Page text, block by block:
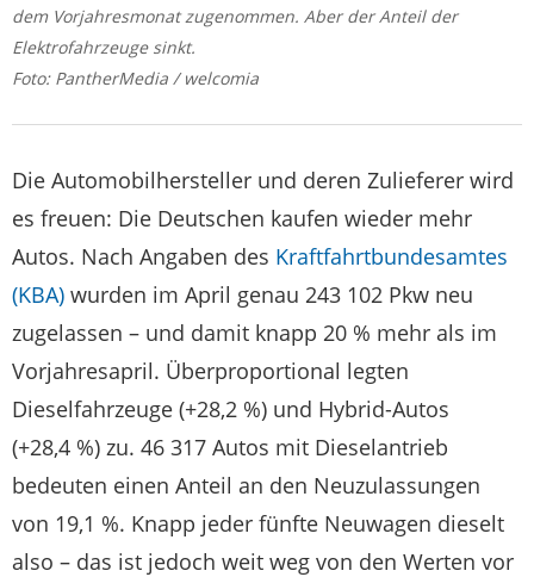
dem Vorjahresmonat zugenommen. Aber der Anteil der
Elektrofahrzeuge sinkt.
Foto: PantherMedia / welcomia
Die Automobilhersteller und deren Zulieferer wird
es freuen: Die Deutschen kaufen wieder mehr
Autos. Nach Angaben des Kraftfahrtbundesamtes
(KBA) wurden im April genau 243 102 Pkw neu
zugelassen – und damit knapp 20 % mehr als im
Vorjahresapril. Überproportional legten
Dieselfahrzeuge (+28,2 %) und Hybrid-Autos
(+28,4 %) zu. 46 317 Autos mit Dieselantrieb
bedeuten einen Anteil an den Neuzulassungen
von 19,1 %. Knapp jeder fünfte Neuwagen dieselt
also – das ist jedoch weit weg von den Werten vor